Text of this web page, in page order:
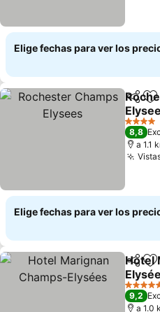
Elige fechas para ver los
Ver
4 Estrellas
8,8
a 1.1
Elige fechas para ver los
Hotel
Ver
5
9,2
a 1.0